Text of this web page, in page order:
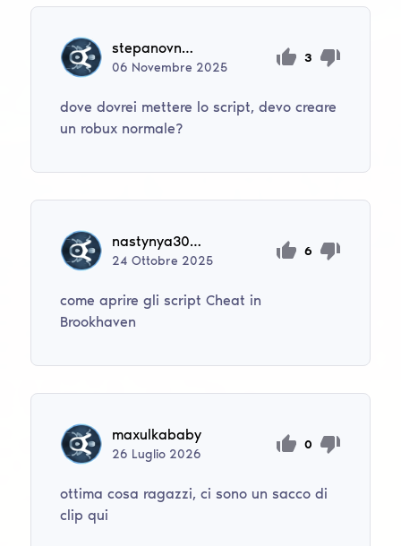
stepanovnagalina07
06 Novembre 2025
3
dove dovrei mettere lo script, devo creare
un robux normale?
nastynya3008
24Ottobre 2025
6
come aprire gli script Cheat in
Brookhaven
maxulkababy
26 Luglio 2026
0
ottima cosa ragazzi, ci sono un sacco di
clip qui